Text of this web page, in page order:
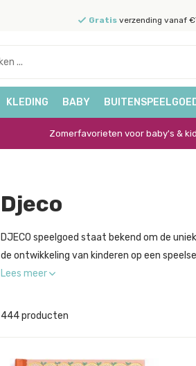
Gratis verzending vanaf
KLEDING BABY
Zomerfavorieten voor baby's &
Djeco
DJECO speelgoed staat bekend om de
de ontwikkeling van kinderen op een
Lees meer
444 producten